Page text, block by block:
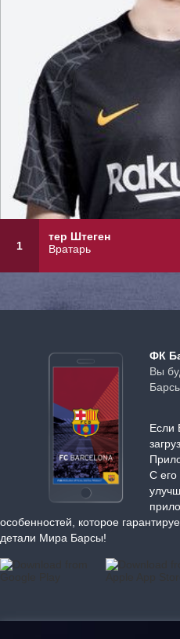
1
тер Штеген
Вратарь
ФК
Вы
Если
С
особенностей, которое
детали Мира Барсы!